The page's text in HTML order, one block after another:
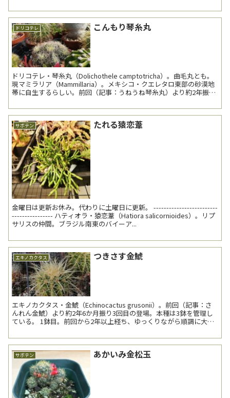
ドリコテレ こんもり琴糸丸
ドリコテレ・琴糸丸（Dolichothele camptotricha）。曲毛丸とも。
現マミラリア（Mammillaria）。メキシコ・クエレタロ東部の砂漠地
帯に自生するらしい。前回（記事：うねうね琴糸丸）より約2年振り
サボテン たれる猿恋葦
金曜日は更新お休み。代わりに土曜日に更新。 -------------------------
---------------- ハティオラ・猿恋葦（Hatiora salicornioides）。リプ
サリスの仲間。ブラジル南東のバイーア...
エキノカクタス つきさす金鯱
エキノカクタス・金鯱（Echinocactus grusonii）。前回（記事：さ
んれん金鯱）より約2年6か月振り3回目の登場。本種は3鉢を管理し
ている。 1鉢目。前回から2年以上経ち、ゆっくりながら順調に大き
サボテン あかいみ金松玉